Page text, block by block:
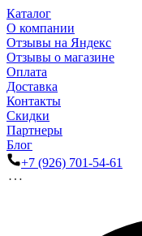
Каталог
О компании
Отзывы на Яндекс
Отзывы о магазине
Оплата
Доставка
Контакты
Скидки
Партнеры
Блог
+7 (926) 701-54-61